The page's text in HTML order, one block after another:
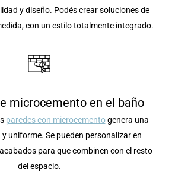
y diseño. Podés crear soluciones de
con un estilo totalmente integrado.
microcemento en el baño
paredes con microcementogenera una
uniforme. Se pueden personalizar en
para que combinen con el resto
del espacio.